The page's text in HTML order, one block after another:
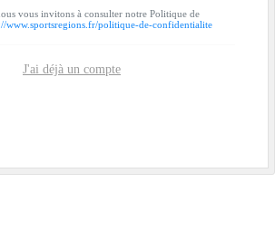
vous invitons à consulter notre Politique de
www.sportsregions.fr/politique-de-confidentialite
J'ai déjà un compte